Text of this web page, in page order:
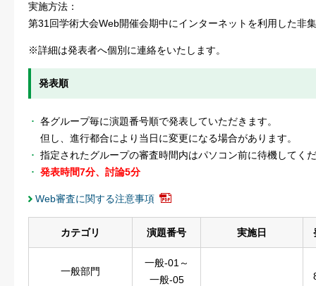
実施方法：
第31回学術大会Web開催会期中にインターネットを利用した非
※詳細は発表者へ個別に連絡をいたします。
発表順
各グループ毎に演題番号順で発表していただきます。
但し、進行都合により当日に変更になる場合があります。
指定されたグループの審査時間内はパソコン前に待機してく
発表時間7分、討論5分
Web審査に関する注意事項
カテゴリ 演題番号 実施日
一般部門
一般-01～
一般-05